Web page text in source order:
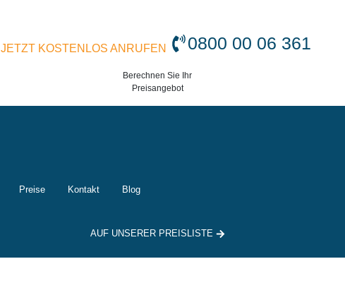
JETZT KOSTENLOS ANRUFEN 0800 00 06 361
Berechnen Sie Ihr
Preisangebot
Preise Kontakt Blog
AUF UNSERER PREISLISTE